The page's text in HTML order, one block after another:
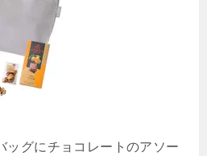
ッグにチョコレートのアソー